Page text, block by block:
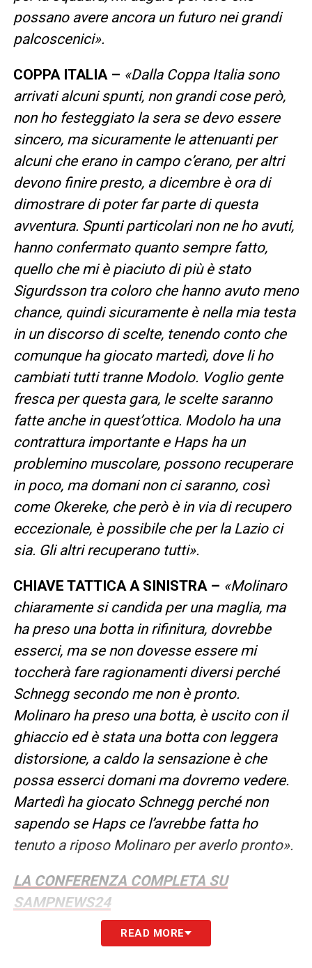
possano avere ancora un futuro nei grandi
palcoscenici».
COPPA ITALIA – «Dalla Coppa Italia sono
arrivati alcuni spunti, non grandi cose però,
non ho festeggiato la sera se devo essere
sincero, ma sicuramente le attenuanti per
alcuni che erano in campo c’erano, per altri
devono finire presto, a dicembre è ora di
dimostrare di poter far parte di questa
avventura. Spunti particolari non ne ho avuti,
hanno confermato quanto sempre fatto,
quello che mi è piaciuto di più è stato
Sigurdsson tra coloro che hanno avuto meno
chance, quindi sicuramente è nella mia testa
in un discorso di scelte, tenendo conto che
comunque ha giocato martedì, dove li ho
cambiati tutti tranne Modolo. Voglio gente
fresca per questa gara, le scelte saranno
fatte anche in quest’ottica. Modolo ha una
contrattura importante e Haps ha un
problemino muscolare, possono recuperare
in poco, ma domani non ci saranno, così
come Okereke, che però è in via di recupero
eccezionale, è possibile che per la Lazio ci
sia. Gli altri recuperano tutti».
CHIAVE TATTICA A SINISTRA – «Molinaro
chiaramente si candida per una maglia, ma
ha preso una botta in rifinitura, dovrebbe
esserci, ma se non dovesse essere mi
toccherà fare ragionamenti diversi perché
Schnegg secondo me non è pronto.
Molinaro ha preso una botta, è uscito con il
ghiaccio ed è stata una botta con leggera
distorsione, a caldo la sensazione è che
possa esserci domani ma dovremo vedere.
Martedì ha giocato Schnegg perché non
sapendo se Haps ce l’avrebbe fatta ho
tenuto a riposo Molinaro per averlo pronto».
LA CONFERENZA COMPLETA SU
SAMPNEWS24
LA PLAYLIST DELLE NOSTRE TOP NEWS
READ MORE